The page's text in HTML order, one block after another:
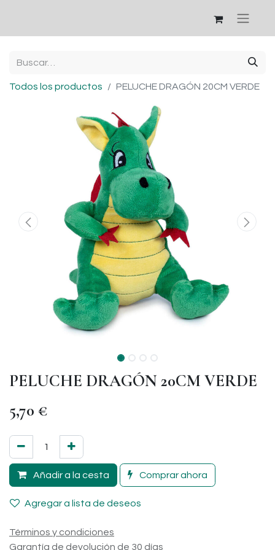
Todos los productos PELUCHE DRAGÓN 20CM VERDE
PELUCHE DRAGÓN 20CM VERDE
5,70 €
Añadir a la cesta Comprar ahora
Agregar a lista de deseos
Términos y condiciones
Garantía de devolución de 30 días